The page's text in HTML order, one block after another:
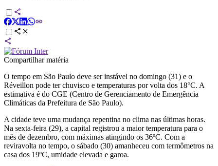
Compartilhar matéria
O tempo em São Paulo deve ser instável no domingo (31) e o
Réveillon pode ter chuvisco e temperaturas por volta dos 18°C. A
estimativa é do CGE (Centro de Gerenciamento de Emergência
Climáticas da Prefeitura de São Paulo).
A cidade teve uma mudança repentina no clima nas últimas horas.
Na sexta-feira (29), a capital registrou a maior temperatura para o
mês de dezembro, com máximas atingindo os 36ºC. Com a
reviravolta no tempo, o sábado (30) amanheceu com termômetros na
casa dos 19ºC, umidade elevada e garoa.